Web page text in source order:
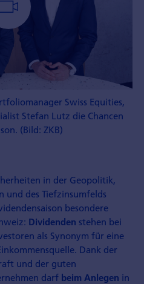
Swiss Equities,
Stefan Lutz die Chancen
(Bild: ZKB)
in der Geopolitik,
und des Tiefzinsumfelds
besondere
Dividenden stehen bei
als Synonym für eine
Dank der
und der guten
darf beim Anlegen in